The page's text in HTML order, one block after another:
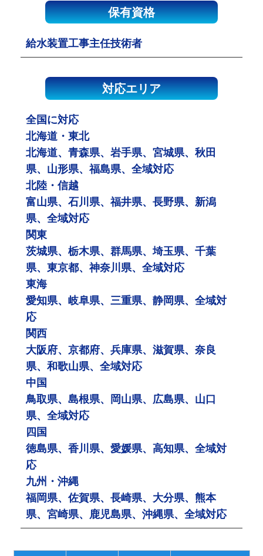
保有資格
給水装置工事主任技術者
対応エリア
全国に対応
北海道・東北
北海道、青森県、岩手県、宮城県、秋田
県、山形県、福島県、全域対応
北陸・信越
富山県、石川県、福井県、長野県、新潟
県、全域対応
関東
茨城県、栃木県、群馬県、埼玉県、千葉
県、東京都、神奈川県、全域対応
東海
愛知県、岐阜県、三重県、静岡県、全域対
応
関西
大阪府、京都府、兵庫県、滋賀県、奈良
県、和歌山県、全域対応
中国
鳥取県、島根県、岡山県、広島県、山口
県、全域対応
四国
徳島県、香川県、愛媛県、高知県、全域対
応
九州・沖縄
福岡県、佐賀県、長崎県、大分県、熊本
県、宮崎県、鹿児島県、沖縄県、全域対応